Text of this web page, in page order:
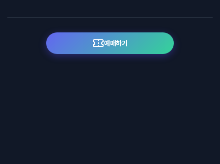
예매하기